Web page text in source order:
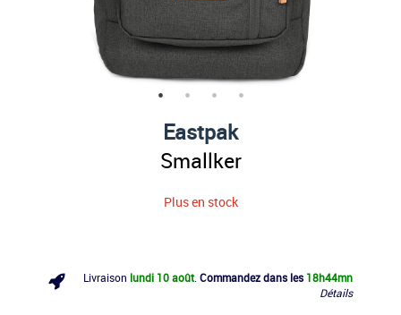
Eastpak
Smallker
Plus en stock
Livraison lundi 10 août Commandez dans les 18h44mn
Détails